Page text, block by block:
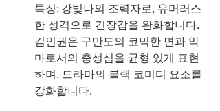
특징: 강빛나의 조력자로, 유머러스
한 성격으로 긴장감을 완화합니다.
김인권은 구만도의 코믹한 면과 악
마로서의 충성심을 균형 있게 표현
하며, 드라마의 블랙 코미디 요소를
강화합니다.